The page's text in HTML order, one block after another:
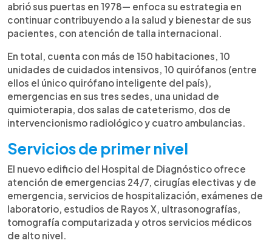
abrió sus puertas en 1978— enfoca su estrategia en
continuar contribuyendo a la salud y bienestar de sus
pacientes, con atención de talla internacional.
En total, cuenta con más de 150 habitaciones, 10
unidades de cuidados intensivos, 10 quirófanos (entre
ellos el único quirófano inteligente del país),
emergencias en sus tres sedes, una unidad de
quimioterapia, dos salas de cateterismo, dos de
intervencionismo radiológico y cuatro ambulancias.
Servicios de primer nivel
El nuevo edificio del Hospital de Diagnóstico ofrece
atención de emergencias 24/7, cirugías electivas y de
emergencia, servicios de hospitalización, exámenes de
laboratorio, estudios de Rayos X, ultrasonografías,
tomografía computarizada y otros servicios médicos
de alto nivel.